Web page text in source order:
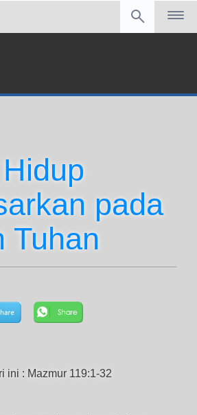
pada
Tuhan
ini : Mazmur 119:1-32